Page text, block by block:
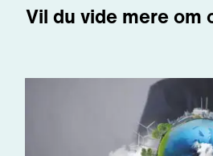
Vil du vide mere om